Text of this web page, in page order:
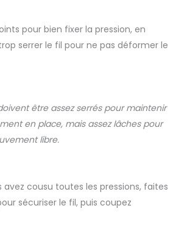
pour bien fixer la pression, en
serrer le fil pour ne pas déformer le
être assez serrés pour maintenir
en place, mais assez lâches pour
libre.
avez cousu toutes les pressions, faites
sécuriser le fil, puis coupez